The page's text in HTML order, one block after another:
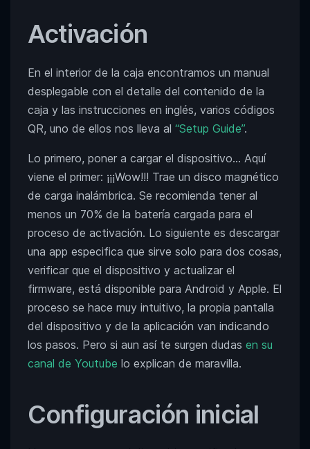
Activación
En el interior de la caja encontramos un manual
desplegable con el detalle del contenido de la
caja y las instrucciones en inglés, varios códigos
QR, uno de ellos nos lleva al “Setup Guide”.
Lo primero, poner a cargar el dispositivo… Aquí
viene el primer: ¡¡¡Wow!!! Trae un disco magnético
de carga inalámbrica. Se recomienda tener al
menos un 70% de la batería cargada para el
proceso de activación. Lo siguiente es descargar
una app especifica que sirve solo para dos cosas,
verificar que el dispositivo y actualizar el
firmware, está disponible para Android y Apple. El
proceso se hace muy intuitivo, la propia pantalla
del dispositivo y de la aplicación van indicando
los pasos. Pero si aun así te surgen dudas en su
canal de Youtube lo explican de maravilla.
Configuración inicial